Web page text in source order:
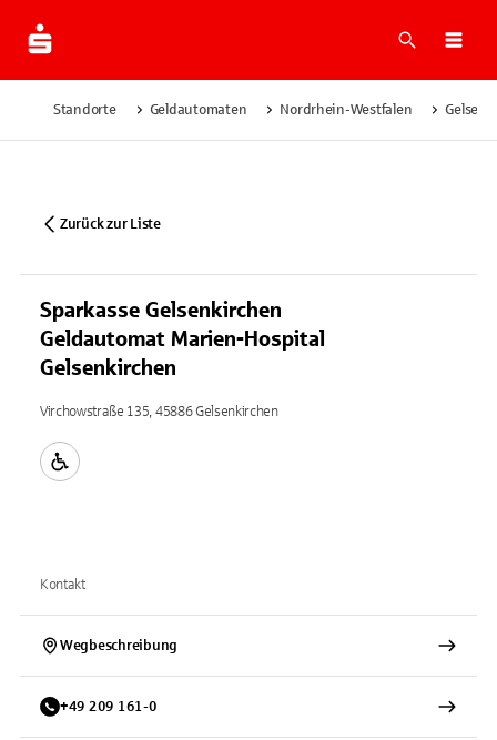
Suche
Standorte Geldautomaten Nordrhein-Westfalen
Zurück zur Liste
Sparkasse Gelsenkirchen
Geldautomat Marien-Hospital
Gelsenkirchen
Virchowstraße 135, 45886 Gelsenkirchen
Kontakt
Wegbeschreibung
+49 209 161-0